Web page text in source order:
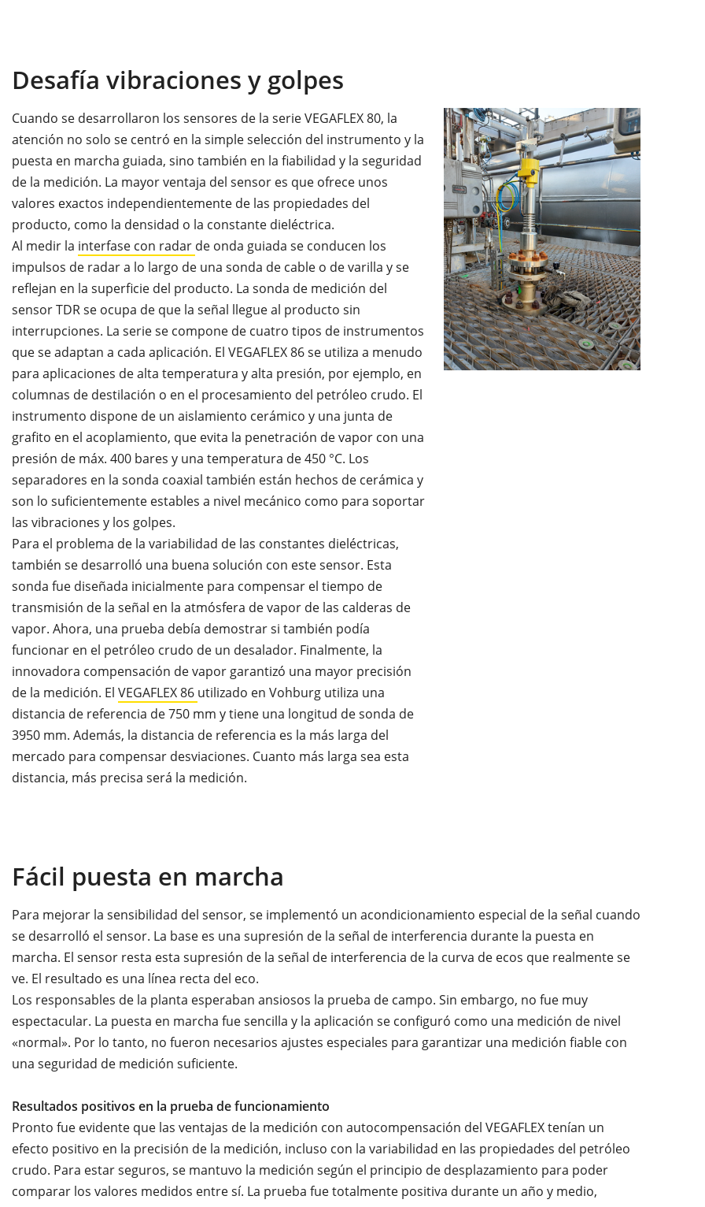
Desafía vibraciones y golpes
Cuando se desarrollaron los sensores de la serie VEGAFLEX 80, la
atención no solo se centró en la simple selección del instrumento y la
puesta en marcha guiada, sino también en la fiabilidad y la seguridad
de la medición. La mayor ventaja del sensor es que ofrece unos
valores exactos independientemente de las propiedades del
producto, como la densidad o la constante dieléctrica.
Al medir la interfase con radar de onda guiada se conducen los
impulsos de radar a lo largo de una sonda de cable o de varilla y se
reflejan en la superficie del producto. La sonda de medición del
sensor TDR se ocupa de que la señal llegue al producto sin
interrupciones. La serie se compone de cuatro tipos de instrumentos
que se adaptan a cada aplicación. El VEGAFLEX 86 se utiliza a menudo
para aplicaciones de alta temperatura y alta presión, por ejemplo, en
columnas de destilación o en el procesamiento del petróleo crudo. El
instrumento dispone de un aislamiento cerámico y una junta de
grafito en el acoplamiento, que evita la penetración de vapor con una
presión de máx. 400 bares y una temperatura de 450 °C. Los
separadores en la sonda coaxial también están hechos de cerámica y
son lo suficientemente estables a nivel mecánico como para soportar
las vibraciones y los golpes.
Para el problema de la variabilidad de las constantes dieléctricas,
también se desarrolló una buena solución con este sensor. Esta
sonda fue diseñada inicialmente para compensar el tiempo de
transmisión de la señal en la atmósfera de vapor de las calderas de
vapor. Ahora, una prueba debía demostrar si también podía
funcionar en el petróleo crudo de un desalador. Finalmente, la
innovadora compensación de vapor garantizó una mayor precisión
de la medición. El VEGAFLEX 86 utilizado en Vohburg utiliza una
distancia de referencia de 750 mm y tiene una longitud de sonda de
3950 mm. Además, la distancia de referencia es la más larga del
mercado para compensar desviaciones. Cuanto más larga sea esta
distancia, más precisa será la medición.
Fácil puesta en marcha
Para mejorar la sensibilidad del sensor, se implementó un acondicionamiento especial de la señal cuando
se desarrolló el sensor. La base es una supresión de la señal de interferencia durante la puesta en
marcha. El sensor resta esta supresión de la señal de interferencia de la curva de ecos que realmente se
ve. El resultado es una línea recta del eco.
Los responsables de la planta esperaban ansiosos la prueba de campo. Sin embargo, no fue muy
espectacular. La puesta en marcha fue sencilla y la aplicación se configuró como una medición de nivel
«normal». Por lo tanto, no fueron necesarios ajustes especiales para garantizar una medición fiable con
una seguridad de medición suficiente.
Resultados positivos en la prueba de funcionamiento
Pronto fue evidente que las ventajas de la medición con autocompensación del VEGAFLEX tenían un
efecto positivo en la precisión de la medición, incluso con la variabilidad en las propiedades del petróleo
crudo. Para estar seguros, se mantuvo la medición según el principio de desplazamiento para poder
comparar los valores medidos entre sí. La prueba fue totalmente positiva durante un año y medio,